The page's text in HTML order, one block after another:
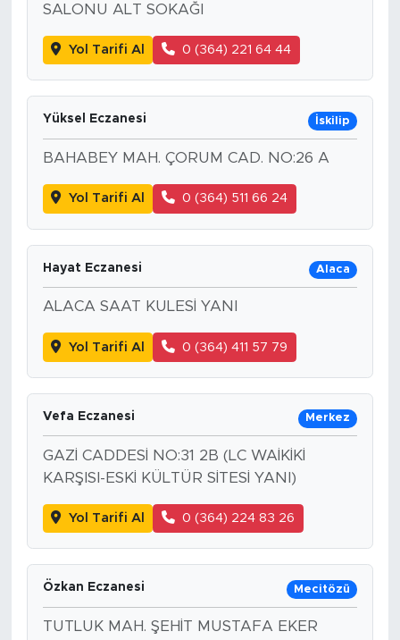
SALONU ALT SOKAĞI
Yol Tarifi Al 0 (364) 221 64 44
Yüksel Eczanesi İskilip
BAHABEY MAH. ÇORUM CAD. NO:26 A
Yol Tarifi Al 0 (364) 511 66 24
Hayat Eczanesi Alaca
ALACA SAAT KULESİ YANI
Yol Tarifi Al 0 (364) 411 57 79
Vefa Eczanesi Merkez
GAZİ CADDESİ NO:31 2B (LC WAİKİKİ
KARŞISI-ESKİ KÜLTÜR SİTESİ YANI)
Yol Tarifi Al 0 (364) 224 83 26
Özkan Eczanesi Mecitözü
TUTLUK MAH. ŞEHİT MUSTAFA EKER